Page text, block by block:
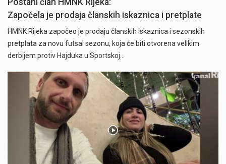
Započela je prodaja članskih iskaznica i pretplate
HMNK Rijeka započeo je prodaju članskih iskaznica i sezonskih
pretplata za novu futsal sezonu, koja će biti otvorena velikim
derbijem protiv Hajduka u Sportskoj…